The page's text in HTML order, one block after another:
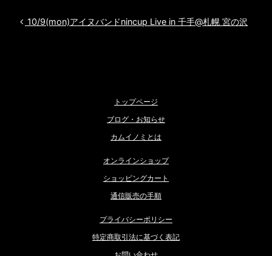
投稿ナビゲーション
10/9(mon)アイヌバンドnincup Live in 千手@札幌 宮の沢
トップページ
ブログ・お知らせ
カムイノミとは
オンラインショップ
ショッピングカート
通信販売の手順
プライバシーポリシー
特定商取引法に基づく表記